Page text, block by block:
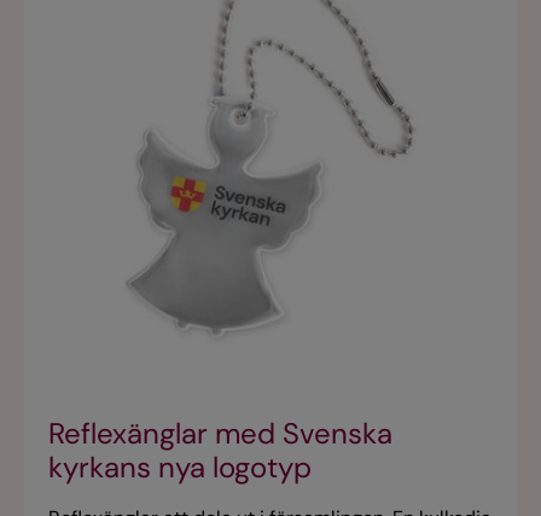
Reflexänglar med Svenska
kyrkans nya logotyp